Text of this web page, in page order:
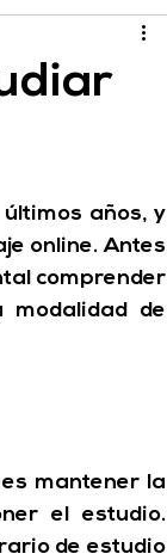
años, y
online. Antes
comprender
modalidad de
mantener la
de estudio